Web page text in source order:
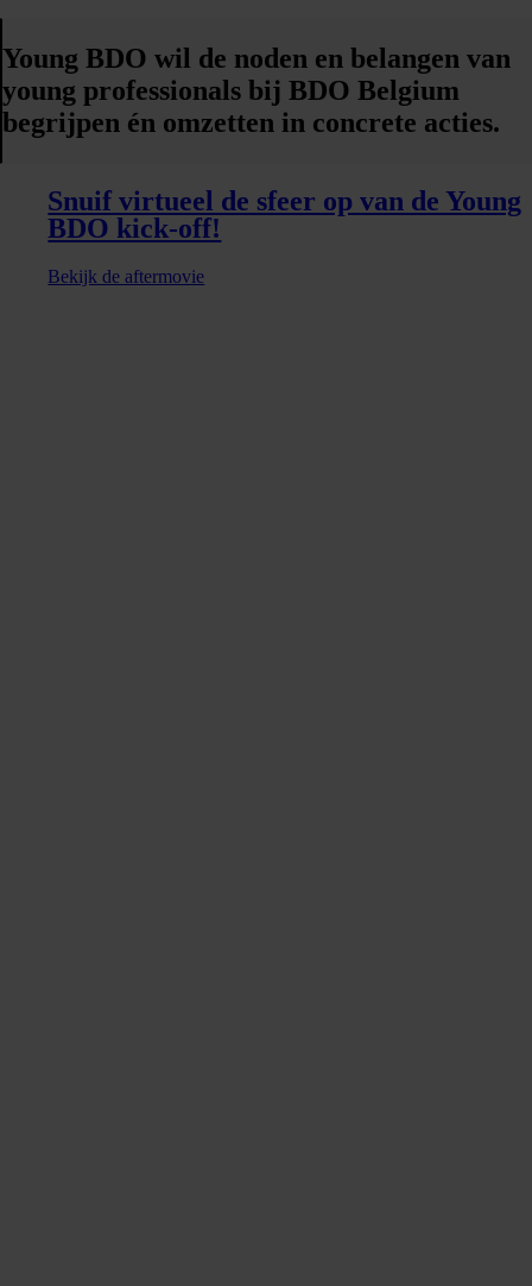
Young BDO wil de noden en belangen van
young professionals bij BDO Belgium
begrijpen én omzetten in concrete acties.
Snuif virtueel de sfeer op van de Young
BDO kick-off!
Bekijk de aftermovie